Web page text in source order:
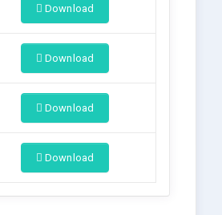
Download
Download
Download
Download